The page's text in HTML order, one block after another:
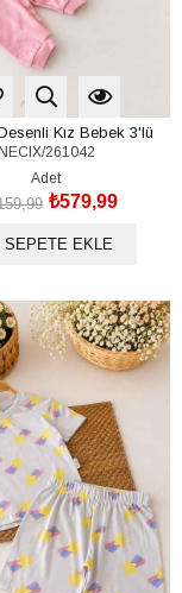
Kız Bebek 3'lü
(%100 Pamuk)(0-3/3-
6/6-9 Ay)
261042
Adet
₺579,99
SEPETE EKLE